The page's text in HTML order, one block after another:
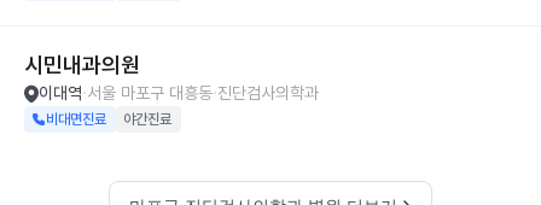
시민내과의원
이대역 서울 마포구 대흥동 진단검사의학과
비대면진료 야간진료